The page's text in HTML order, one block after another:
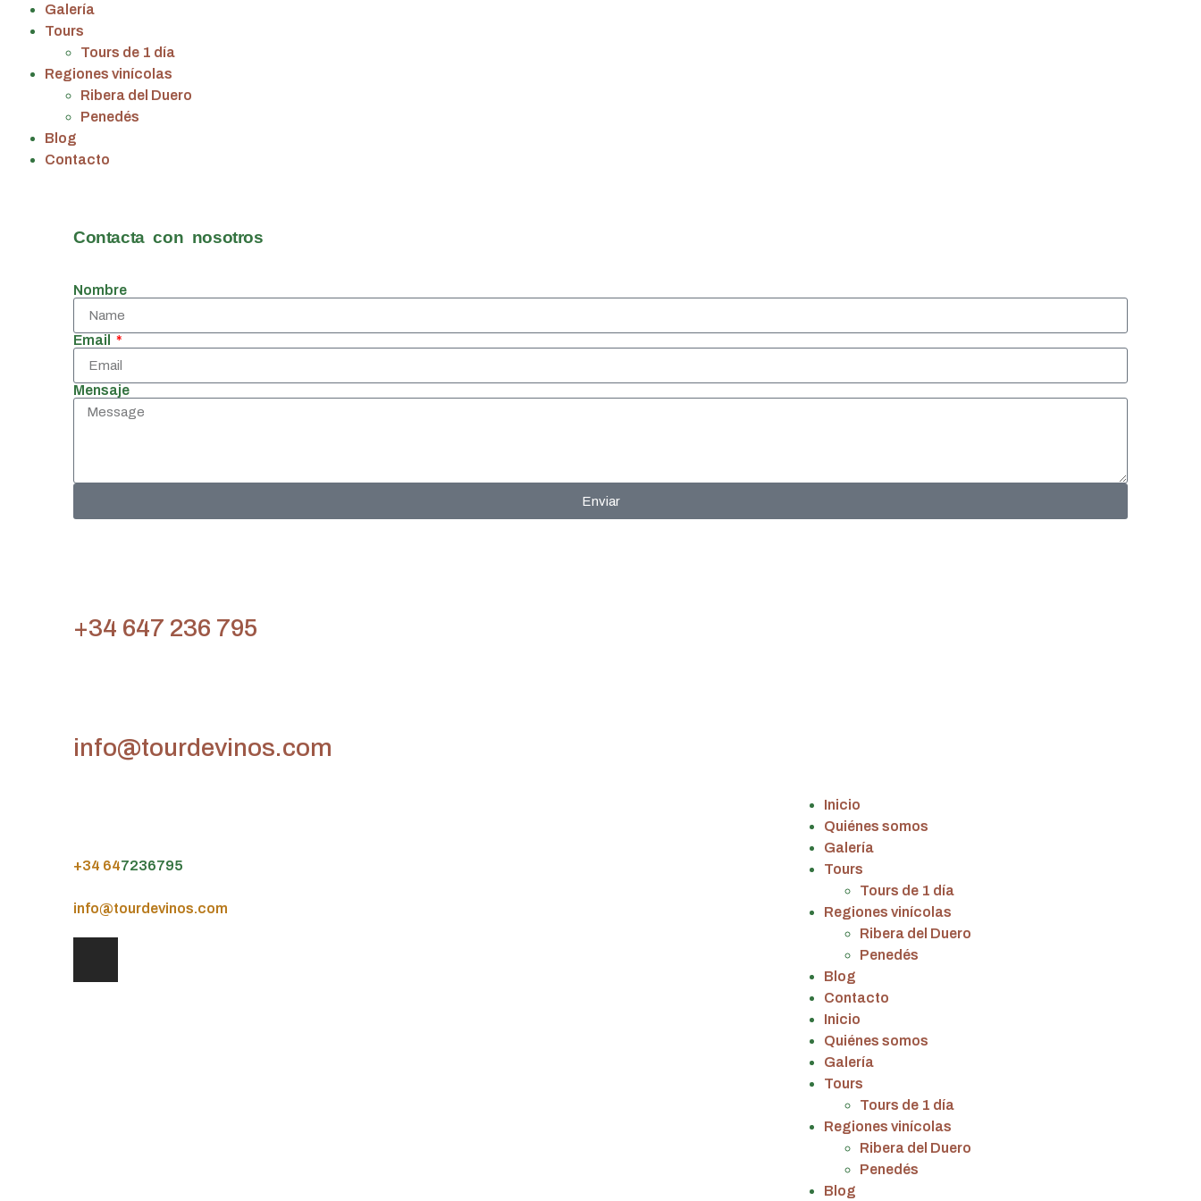
Galería
Tours
Tours de 1 día
Regiones vinícolas
Ribera del Duero
Penedés
Blog
Contacto
Contacta con nosotros
Nombre
Email
Mensaje
Enviar
+34 647 236 795
info@tourdevinos.com
+34 647236795
info@tourdevinos.com
Inicio
Quiénes somos
Galería
Tours
Tours de 1 día
Regiones vinícolas
Ribera del Duero
Penedés
Blog
Contacto
Inicio
Quiénes somos
Galería
Tours
Tours de 1 día
Regiones vinícolas
Ribera del Duero
Penedés
Blog